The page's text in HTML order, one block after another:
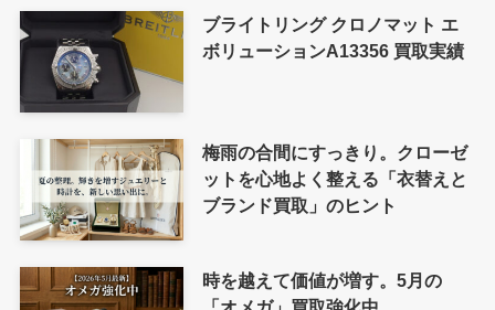
ブライトリング クロノマット エ
ボリューションA13356 買取実績
梅雨の合間にすっきり。クローゼ
ットを心地よく整える「衣替えと
ブランド買取」のヒント
時を越えて価値が増す。5月の